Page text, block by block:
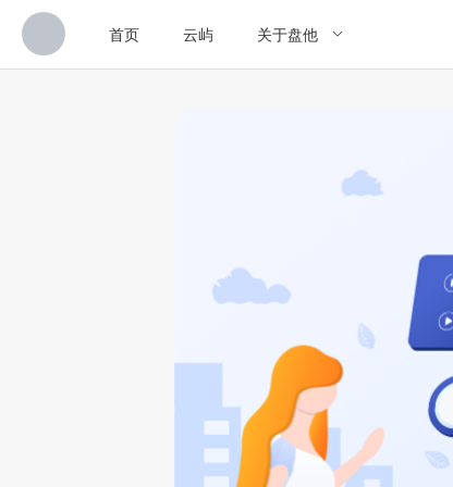
首页 云屿 关于盘他